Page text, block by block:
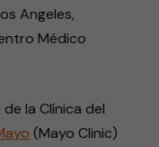
Angeles,
Médico
la Clínica del
(Mayo Clinic)